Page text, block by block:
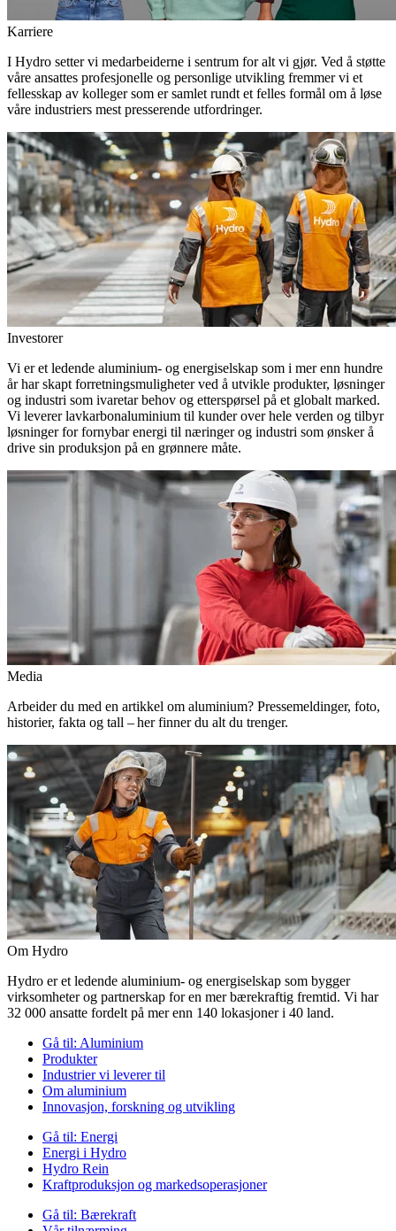
Karriere
I Hydro setter vi medarbeiderne i sentrum for alt vi gjør. Ved å støtte
våre ansattes profesjonelle og personlige utvikling fremmer vi et
fellesskap av kolleger som er samlet rundt et felles formål om å løse
våre industriers mest presserende utfordringer.
Investorer
Vi er et ledende aluminium- og energiselskap som i mer enn hundre
år har skapt forretningsmuligheter ved å utvikle produkter, løsninger
og industri som ivaretar behov og etterspørsel på et globalt marked.
Vi leverer lavkarbonaluminium til kunder over hele verden og tilbyr
løsninger for fornybar energi til næringer og industri som ønsker å
drive sin produksjon på en grønnere måte.
Media
Arbeider du med en artikkel om aluminium? Pressemeldinger, foto,
historier, fakta og tall – her finner du alt du trenger.
Om Hydro
Hydro er et ledende aluminium- og energiselskap som bygger
virksomheter og partnerskap for en mer bærekraftig fremtid. Vi har
32 000 ansatte fordelt på mer enn 140 lokasjoner i 40 land.
Gå til: Aluminium
Produkter
Industrier vi leverer til
Om aluminium
Innovasjon, forskning og utvikling
Gå til: Energi
Energi i Hydro
Hydro Rein
Kraftproduksjon og markedsoperasjoner
Gå til: Bærekraft